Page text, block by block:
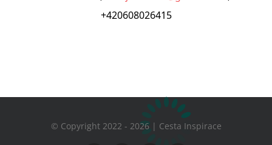
© Copyright 2022 - 2026 | Cesta Inspirace